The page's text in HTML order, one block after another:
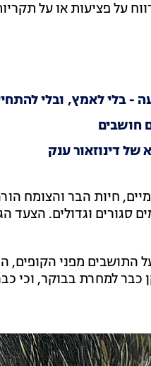
על פציעות או על
בלי לאמץ, ובלי
חושבים
סגורים וגדולים. הצעד
התושבים מפני הקופים,
כבר למחרת בבוקר, וכי